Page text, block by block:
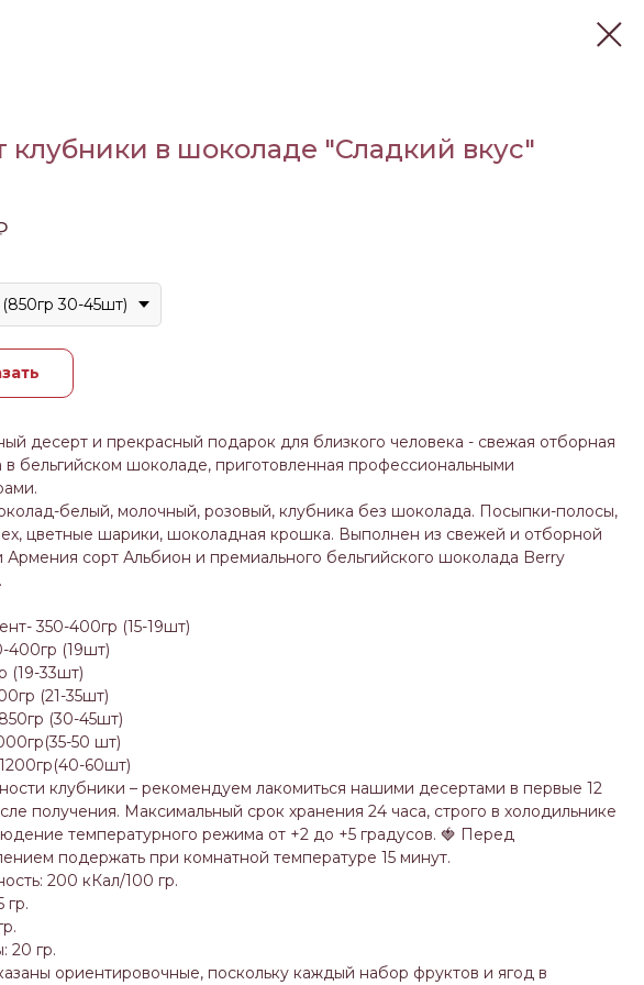
клубники в шоколаде "Сладкий вкус"
30-45шт)
десерт и прекрасный подарок для близкого человека - свежая отборная
в бельгийском шоколаде, приготовленная профессиональными
белый, молочный, розовый, клубника без шоколада. Посыпки-полосы,
цветные шарики, шоколадная крошка. Выполнен из свежей и отборной
Армения сорт Альбион и премиального бельгийского шоколада Berry
350-400гр (15-19шт)
400гр (19шт)
(19-33шт)
(21-35шт)
(30-45шт)
50 шт)
60шт)
клубники – рекомендуем лакомиться нашими десертами в первые 12
получения. Максимальный срок хранения 24 часа, строго в холодильнике
температурного режима от +2 до +5 градусов. 🍓 Перед
подержать при комнатной температуре 15 минут.
200 кКал/100 гр.
гр.
20 гр.
ориентировочные, поскольку каждый набор фруктов и ягод в